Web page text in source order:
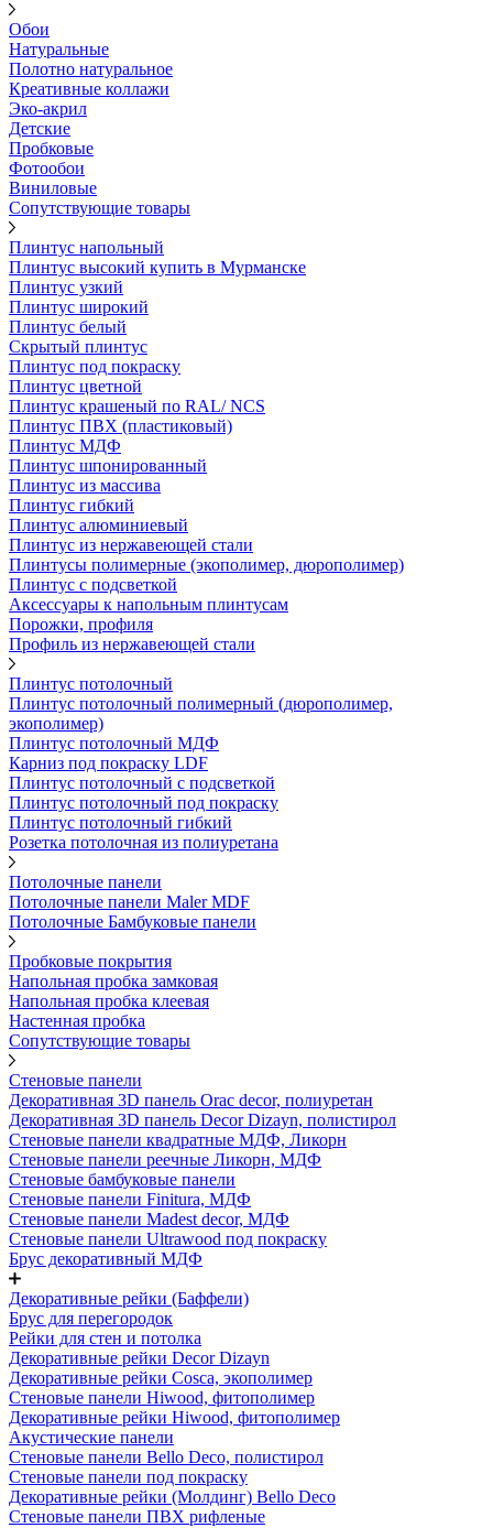
Обои
Натуральные
Полотно натуральное
Креативные коллажи
Эко-акрил
Детские
Пробковые
Фотообои
Виниловые
Сопутствующие товары
Плинтус напольный
Плинтус высокий купить в Мурманске
Плинтус узкий
Плинтус широкий
Плинтус белый
Скрытый плинтус
Плинтус под покраску
Плинтус цветной
Плинтус крашеный по RAL/ NCS
Плинтус ПВХ (пластиковый)
Плинтус МДФ
Плинтус шпонированный
Плинтус из массива
Плинтус гибкий
Плинтус алюминиевый
Плинтус из нержавеющей стали
Плинтусы полимерные (экополимер, дюрополимер)
Плинтус с подсветкой
Аксессуары к напольным плинтусам
Порожки, профиля
Профиль из нержавеющей стали
Плинтус потолочный
Плинтус потолочный полимерный (дюрополимер,
экополимер)
Плинтус потолочный МДФ
Карниз под покраску LDF
Плинтус потолочный с подсветкой
Плинтус потолочный под покраску
Плинтус потолочный гибкий
Розетка потолочная из полиуретана
Потолочные панели
Потолочные панели Maler MDF
Потолочные Бамбуковые панели
Пробковые покрытия
Напольная пробка замковая
Напольная пробка клеевая
Настенная пробка
Сопутствующие товары
Стеновые панели
Декоративная 3D панель Orac decor, полиуретан
Декоративная 3D панель Decor Dizayn, полистирол
Стеновые панели квадратные МДФ, Ликорн
Стеновые панели реечные Ликорн, МДФ
Стеновые бамбуковые панели
Стеновые панели Finitura, МДФ
Стеновые панели Madest decor, МДФ
Стеновые панели Ultrawood под покраску
Брус декоративный МДФ
Декоративные рейки (Баффели)
Брус для перегородок
Рейки для стен и потолка
Декоративные рейки Decor Dizayn
Декоративные рейки Cosca, экополимер
Стеновые панели Hiwood, фитополимер
Декоративные рейки Hiwood, фитополимер
Акустические панели
Стеновые панели Bello Deco, полистирол
Стеновые панели под покраску
Декоративные рейки (Молдинг) Bello Deco
Стеновые панели ПВХ рифленые